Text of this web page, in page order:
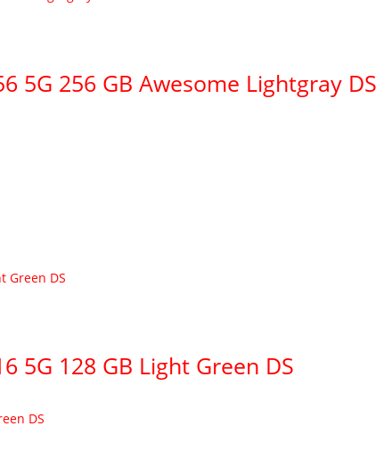
5G 256 GB Awesome Lightgray DS
5G 128 GB Light Green DS